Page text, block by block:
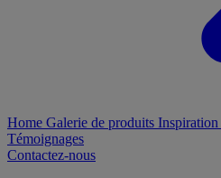
Home Galerie de produits Inspiration
Témoignages
Contactez-nous